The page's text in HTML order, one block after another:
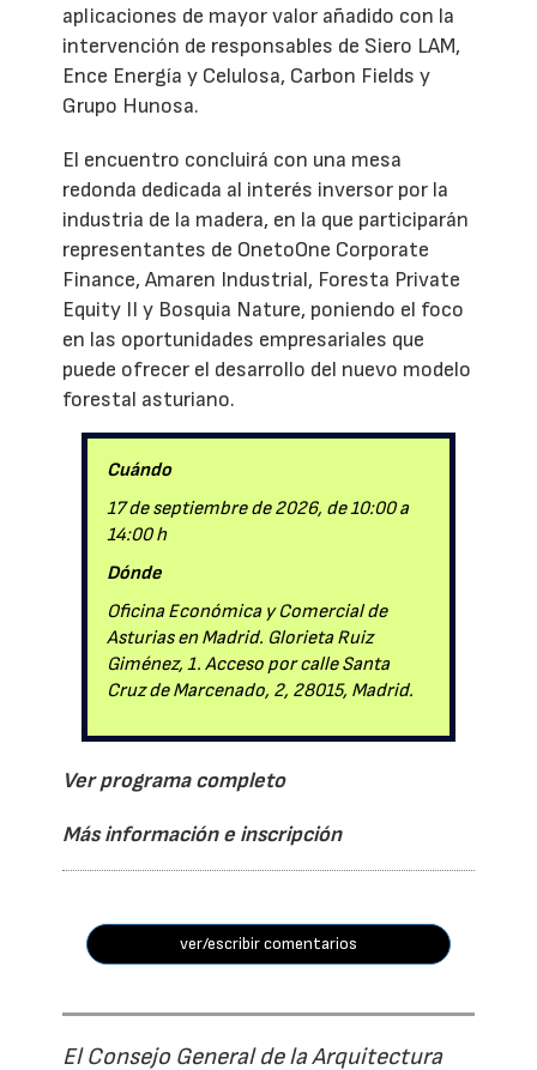
aplicaciones de mayor valor añadido con la
intervención de responsables de Siero LAM,
Ence Energía y Celulosa, Carbon Fields y
Grupo Hunosa.
El encuentro concluirá con una mesa
redonda dedicada al interés inversor por la
industria de la madera, en la que participarán
representantes de OnetoOne Corporate
Finance, Amaren Industrial, Foresta Private
Equity II y Bosquia Nature, poniendo el foco
en las oportunidades empresariales que
puede ofrecer el desarrollo del nuevo modelo
forestal asturiano.
Cuándo
17 de septiembre de 2026, de 10:00 a
14:00 h
Dónde
Oficina Económica y Comercial de
Asturias en Madrid. Glorieta Ruiz
Giménez, 1. Acceso por calle Santa
Cruz de Marcenado, 2, 28015, Madrid.
Ver programa completo
Más información e inscripción
ver/escribir comentarios
El Consejo General de la Arquitectura